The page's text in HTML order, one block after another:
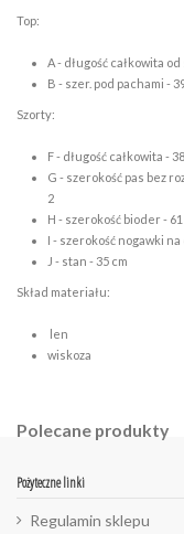
Top:
A - długość całkowita od
B - szer. pod pachami -
Szorty:
F - długość całkowita -
G - szerokość pas bez
2
H - szerokość bioder - 61
I - szerokość nogawki na
J - stan - 35 cm
Skład materiału:
len
wiskoza
Polecane produkty
Pożyteczne linki
Regulamin sklepu